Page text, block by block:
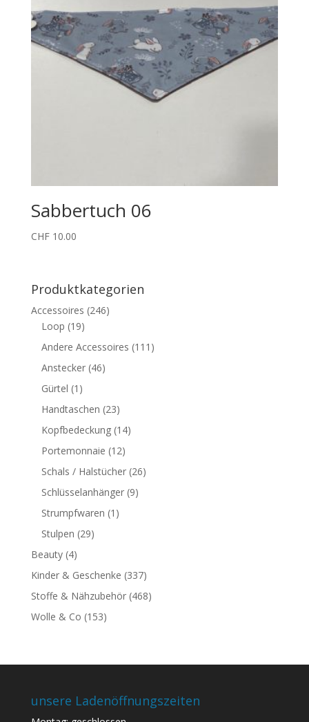
Sabbertuch 06
CHF10.00
Produktkategorien
Accessoires (246)
Loop (19)
Andere Accessoires (111)
Anstecker (46)
Gürtel (1)
Handtaschen (23)
Kopfbedeckung (14)
Portemonnaie (12)
Schals / Halstücher (26)
Schlüsselanhänger (9)
Strumpfwaren (1)
Stulpen (29)
Beauty (4)
Kinder & Geschenke (337)
Stoffe & Nähzubehör (468)
Wolle & Co (153)
unsere Ladenöffnungszeiten